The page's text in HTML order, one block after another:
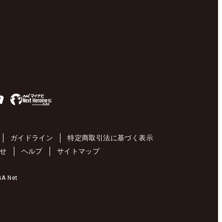
ガイドライン
特定商取引法に基づく表示
ヘルプ サイトマップ
Net